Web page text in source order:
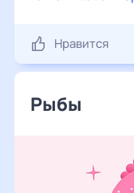
Нравится
Рыбы